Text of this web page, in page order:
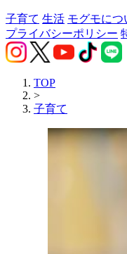
子育て 生活 モグモにつ
プライバシーポリシー
TOP
>
子育て